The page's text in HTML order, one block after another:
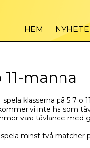
HEM
11-manna
klasserna på 5 7 o
vi inte ha som
vara tävlande
minst två matcher